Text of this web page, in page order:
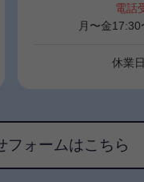
電話
月〜金
休業
フォームはこちら